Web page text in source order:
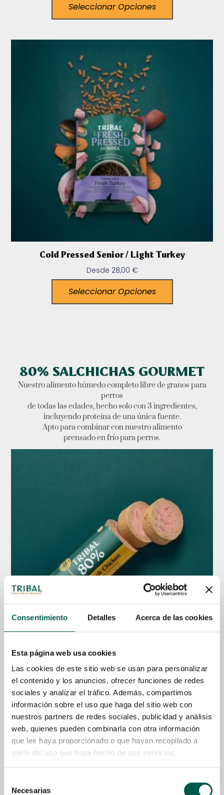
Consentimiento Detalles Acerca de las cookies
Esta página web usa cookies
Las cookies de este sitio web se usan para personalizar
el contenido y los anuncios, ofrecer funciones de redes
sociales y analizar el tráfico. Además, compartimos
información sobre el uso que haga del sitio web con
nuestros partners de redes sociales, publicidad y análisis
web, quienes pueden combinarla con otra información
que les haya proporcionado o que hayan recopilado a
partir del uso que haya hecho de sus servicios.
Necesarias
Seleccionar Opciones
Cold Pressed Senior / Light Turkey
Desde 28,00 €
Seleccionar Opciones
80% SALCHICHAS GOURMET
Nuestro alimento húmedo completo libre de granos para
perros
de todas las edades, hecho solo con 3 ingredientes,
incluyendo proteína de una única fuente.
Apto para combinar con nuestro alimento
prensado en frío para perros.
80% Gourmet Sausage Fresh Chicken
Desde4,50€
Seleccionar Opciones